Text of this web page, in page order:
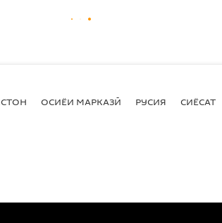
ОСИЁИ МАРКАЗӢ РУСИЯ СИЁСАТ